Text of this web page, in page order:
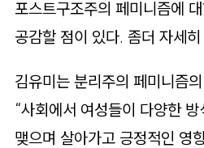
포스트구조주의 페미니즘에
공감할 점이 있다. 좀더 자세
김유미는 분리주의 페미니즘
“사회에서 여성들이 다양한
맺으며 살아가고 긍정적인 영